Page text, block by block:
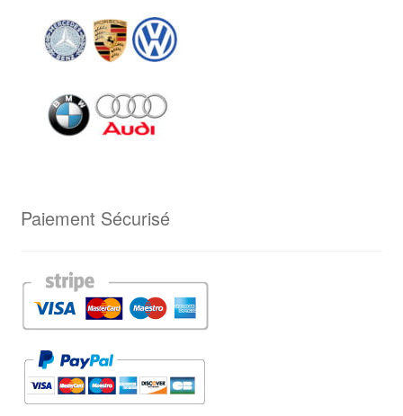
Paiement Sécurisé